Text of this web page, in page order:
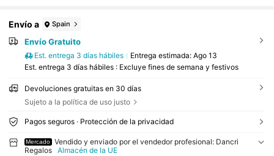
Envío a Spain
Envío Gratuito
Est. entrega 3 días hábiles Entrega estimada: Ago 13
Est. entrega 3 días hábiles : Excluye fines de semana y festivos
Devoluciones gratuitas en 30 días
Sujeto a la política de uso justo
Pagos seguros · Protección de la privacidad
Mercado
Vendido y enviado por el vendedor profesional: Dancri
Regalos
Almacén de la UE